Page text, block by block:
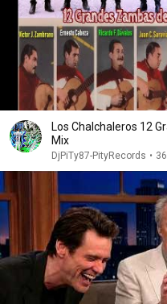
Los Chalchaleros 12
Mix
DjPiTy87-PityRecords •